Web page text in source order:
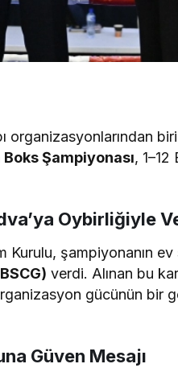
biri
Boks Şampiyonası, 1–12
Oybirliğiyle
şampiyonanın ev
verdi. Alınan bu
gücünün bir
Güven Mesajı